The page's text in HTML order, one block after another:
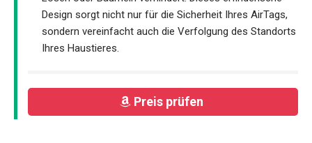
Design sorgt nicht nur für die Sicherheit Ihres AirTags,
sondern vereinfacht auch die Verfolgung des Standorts
Ihres Haustieres.
Preis prüfen